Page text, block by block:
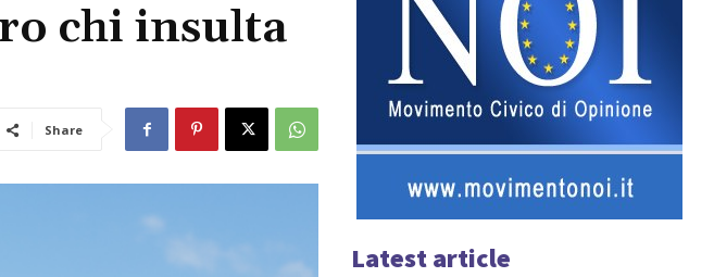
chi insulta
Share
Latest article